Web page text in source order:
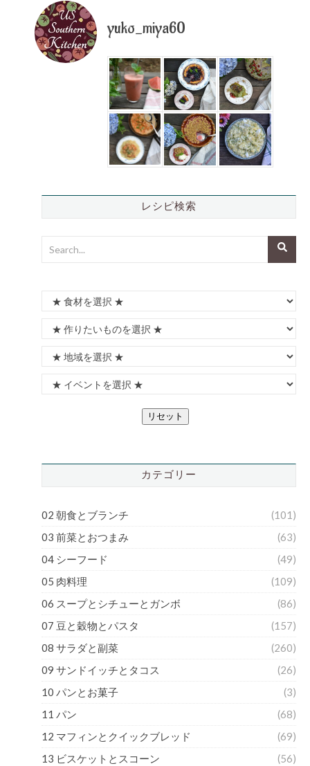
yuko_miya60
レシピ検索
リセット
カテゴリー
02 朝食とブランチ
(101)
03 前菜とおつまみ
(63)
04 シーフード
(49)
05 肉料理
(109)
06 スープとシチューとガンボ
(86)
07 豆と穀物とパスタ
(157)
08 サラダと副菜
(260)
09 サンドイッチとタコス
(26)
10 パンとお菓子
(3)
11 パン
(68)
12 マフィンとクイックブレッド
(69)
13 ビスケットとスコーン
(56)